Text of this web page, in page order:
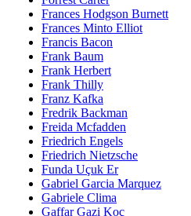
Frances Hodgson Burnett
Frances Minto Elliot
Francis Bacon
Frank Baum
Frank Herbert
Frank Thilly
Franz Kafka
Fredrik Backman
Freida Mcfadden
Friedrich Engels
Friedrich Nietzsche
Funda Uçuk Er
Gabriel Garcia Marquez
Gabriele Clima
Gaffar Gazi Koç